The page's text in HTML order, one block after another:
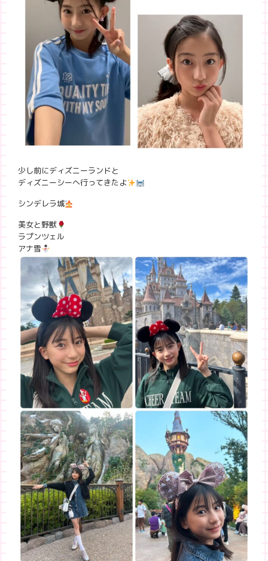
少し前にディズニーランドと
ディズニーシーへ行ってきたよ
シンデレラ城
美女と野獣
ラプンツェル
アナ雪